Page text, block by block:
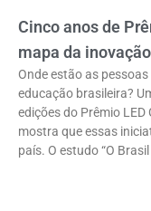
Cinco anos de
mapa da
Onde estão as
educação brasileira?
edições do Prêmio
mostra que essas
país. O estudo “O